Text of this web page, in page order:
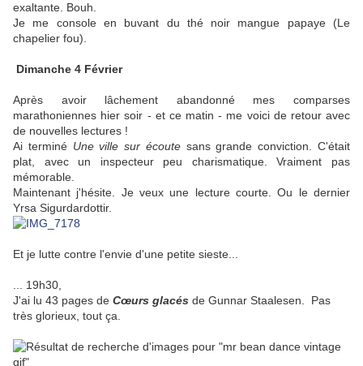
exaltante. Bouh.
Je me console en buvant du thé noir mangue papaye (Le
chapelier fou).
Dimanche 4 Février
Après avoir lâchement abandonné mes comparses
marathoniennes hier soir - et ce matin - me voici de retour avec
de nouvelles lectures !
Ai terminé Une ville sur écoutesans grande conviction. C'était
plat, avec un inspecteur peu charismatique. Vraiment pas
mémorable.
Maintenant j'hésite. Je veux une lecture courte. Ou le dernier
Yrsa Sigurdardottir.
Et je lutte contre l'envie d'une petite sieste...
... 19h30,
J'ai lu 43 pages de Cœurs glacés de Gunnar Staalesen. Pas
très glorieux, tout ça.